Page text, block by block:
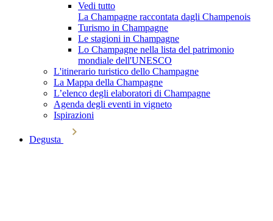
Vedi tutto
La Champagne raccontata dagli Champenois
Turismo in Champagne
Le stagioni in Champagne
Lo Champagne nella lista del patrimonio
mondiale dell'UNESCO
L'itinerario turistico dello Champagne
La Mappa della Champagne
L’elenco degli elaboratori di Champagne
Agenda degli eventi in vigneto
Ispirazioni
Degusta